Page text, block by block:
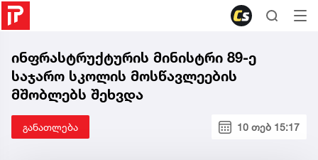
ინფრასტრუქტურის მინისტრი 89-ე
საჯარო სკოლის მოსწავლეების
მშობლებს შეხვდა
განათლება 10 თებ 15:17